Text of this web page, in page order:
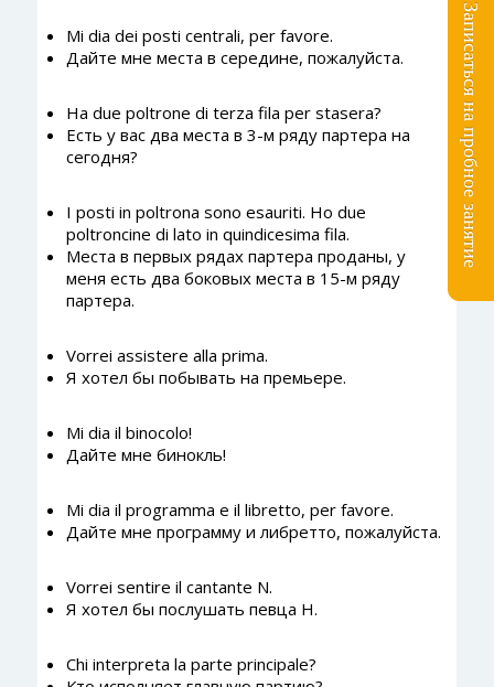
Mi dia dei posti centrali, per favore.
Дайте мне места в середине, пожалуйста.
Ha due poltrone di terza fila per stasera?
Есть у вас два места в 3-м ряду партера на
сегодня?
I posti in poltrona sono esauriti. Ho due
poltroncine di lato in quindicesima fila.
Места в первых рядах партера проданы, у
меня есть два боковых места в 15-м ряду
партера.
Vorrei assistere alla prima.
Я хотел бы побывать на премьере.
Mi dia il binocolo!
Дайте мне бинокль!
Mi dia il programma e il libretto, per favore.
Дайте мне программу и либретто, пожалуйста.
Vorrei sentire il cantante N.
Я хотел бы послушать певца Н.
Chi interpreta la parte principale?
Записаться на пробное занятие